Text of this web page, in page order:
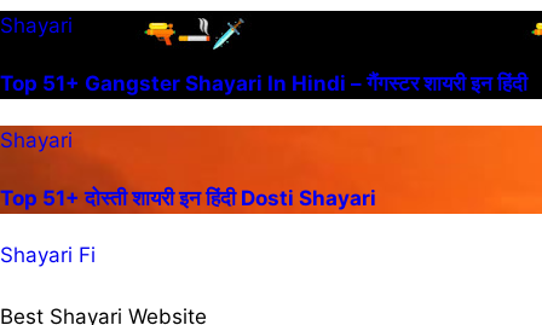
Shayari
Top 51+ Gangster Shayari In Hindi – गैंगस्टर शायरी इन हिंदी
Shayari
Top 51+ दोस्ती शायरी इन हिंदी Dosti Shayari
Shayari Fi
Best Shayari Website